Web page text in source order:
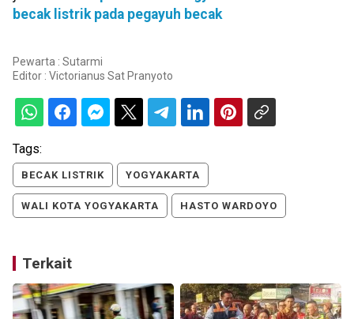
becak listrik pada pegayuh becak
Pewarta : Sutarmi
Editor : Victorianus Sat Pranyoto
Tags:
BECAK LISTRIK YOGYAKARTA
WALI KOTA YOGYAKARTA HASTO WARDOYO
Terkait